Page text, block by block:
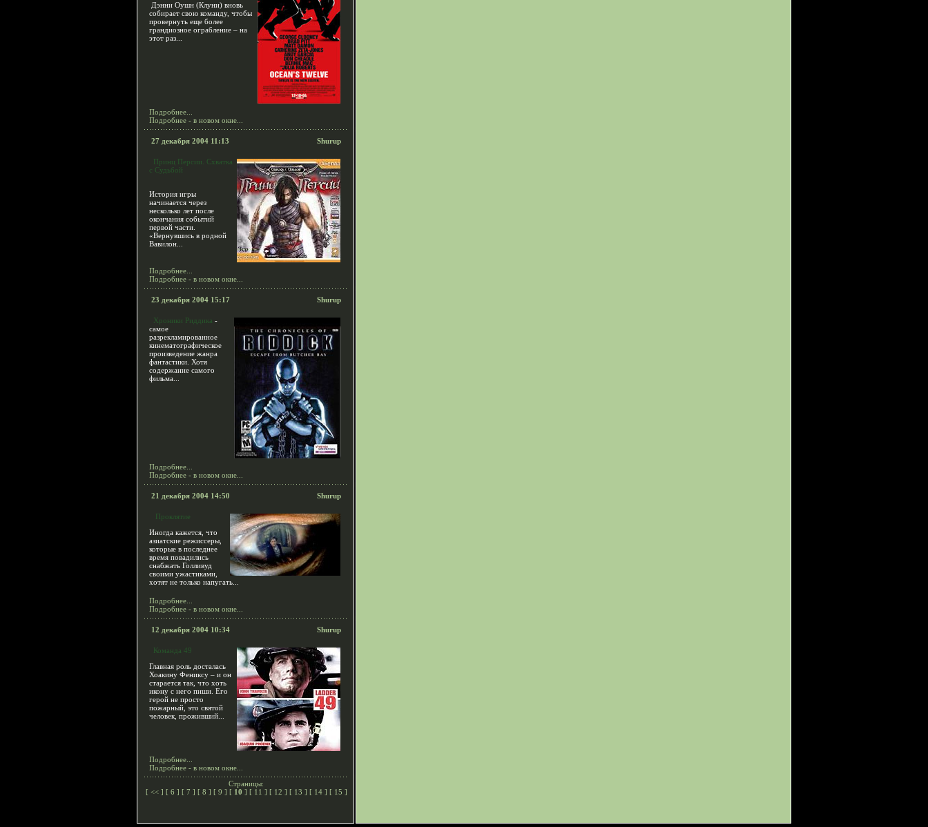
Дэнни Оушн (Клуни) вновь
собирает свою команду, чтобы
провернуть еще более
грандиозное ограбление – на
этот раз...
Подробнее...
Подробнее - в новом окне...
27 декабря 2004 11:13 Shurup
Принц Персии. Схватка
с Судьбой
История игры
начинается через
несколько лет после
окончания событий
первой части.
«Вернувшись в родной
Вавилон...
Подробнее...
Подробнее - в новом окне...
23 декабря 2004 15:17 Shurup
Хроники Риддика -
самое
разрекламированное
кинематографическое
произведение жанра
фантастики. Хотя
содержание самого
фильма...
Подробнее...
Подробнее - в новом окне...
21 декабря 2004 14:50 Shurup
Проклятие
Иногда кажется, что
азиатские режиссеры,
которые в последнее
время повадились
снабжать Голливуд
своими ужастиками,
хотят не только напугать...
Подробнее...
Подробнее - в новом окне...
12 декабря 2004 10:34 Shurup
Команда 49
Главная роль досталась
Хоакину Фениксу – и он
старается так, что хоть
икону с него пиши. Его
герой не просто
пожарный, это святой
человек, проживший...
Подробнее...
Подробнее - в новом окне...
Страницы:
[ << ] [ 6 ] [ 7 ] [ 8 ] [ 9 ] [ 10 ] [ 11 ] [ 12 ] [ 13 ] [ 14 ] [ 15 ]